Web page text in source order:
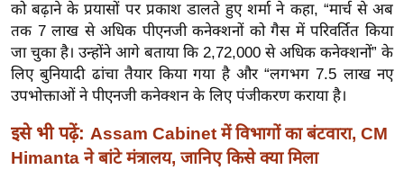
ब्री
फ
म
नो
ज
न
को बढ़ाने के प्रयासों पर प्रकाश डालते हुए शर्मा ने कहा, “मार्च से अब
तक 7 लाख से अधिक पीएनजी कनेक्शनों को गैस में परिवर्तित किया
जा चुका है। उन्होंने आगे बताया कि 2,72,000 से अधिक कनेक्शनों” के
लिए बुनियादी ढांचा तैयार किया गया है और “लगभग 7.5 लाख नए
उपभोक्ताओं ने पीएनजी कनेक्शन के लिए पंजीकरण कराया है।
इसे भी पढ़ें: Assam Cabinet में विभागों का बंटवारा, CM
Himanta ने बांटे मंत्रालय, जानिए किसे क्या मिला